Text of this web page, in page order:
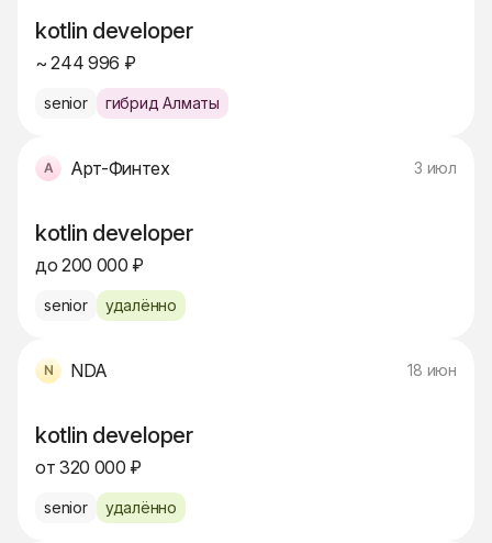
kotlin developer
~ 244 996 ₽
senior гибрид Алматы
Арт-Финтех 3 июл
kotlin developer
до 200 000 ₽
senior удалённо
NDA 18 июн
kotlin developer
от 320 000 ₽
senior удалённо